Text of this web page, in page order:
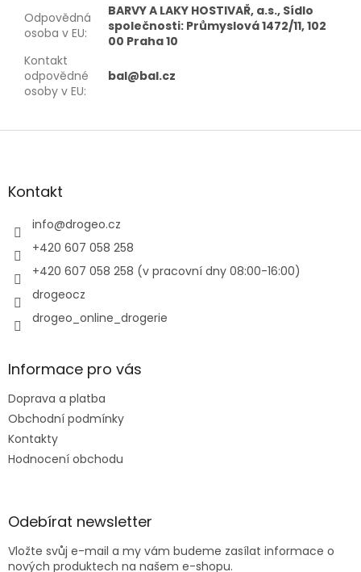
Odpovědná
osoba v EU:
BARVY A LAKY HOSTIVAŘ, a.s., Sídlo
společnosti: Průmyslová 1472/11, 102
00 Praha 10
Kontakt
odpovědné
osoby v EU:
bal@bal.cz
Z
aKontakt
info@drogeo.cz
+420 607 058 258
+420 607 058 258 (v pracovní dny 08:00-16:00)
drogeocz
drogeo_online_drogerie
Informace pro vás
Doprava a platba
Obchodní podmínky
Kontakty
Hodnocení obchodu
Odebírat newsletter
Vložte svůj e-mail a my vám budeme zasílat informace o
nových produktech na našem e-shopu.